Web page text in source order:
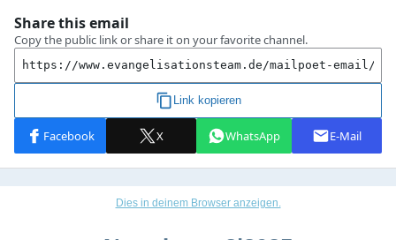
Dies in deinem Browser anzeigen.